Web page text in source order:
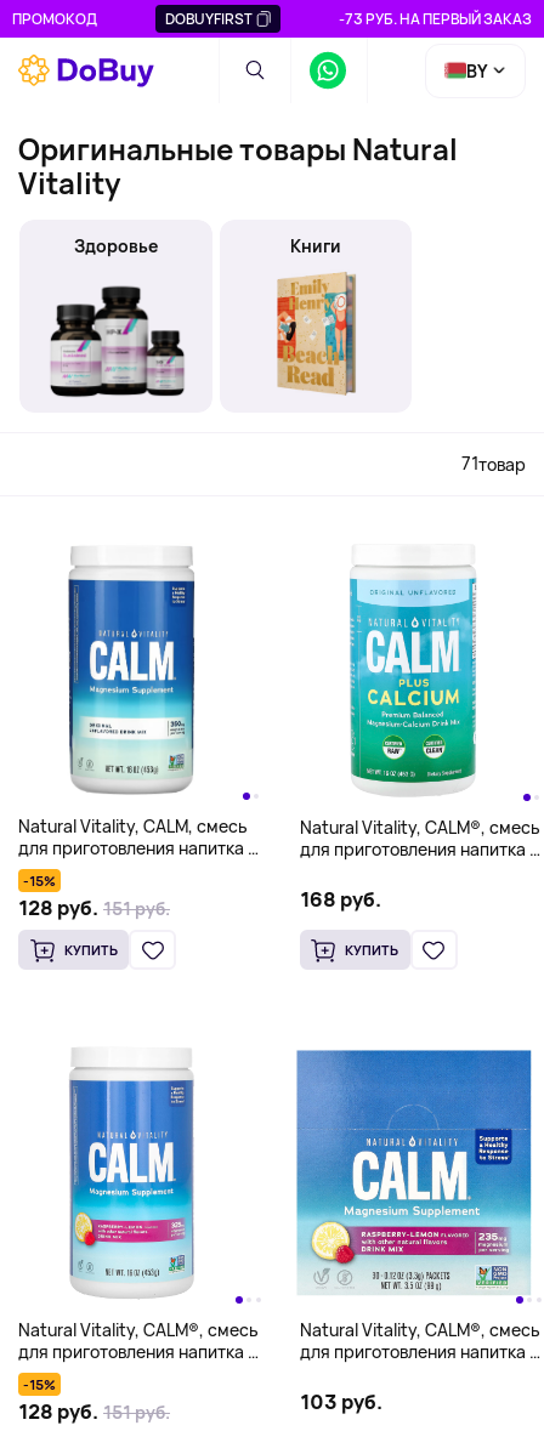
ПРОМОКОД DOBUYFIRST -73 РУБ. НА ПЕРВЫЙ ЗАКАЗ
BY
Оригинальные товары Natural
Vitality
Здоровье Книги
71товар
Natural Vitality, CALM, смесь
для приготовления напитка с
магнием, оригинальный вкус
без добавок, 453 г (16 унций)
-15%
128 руб. 151 руб.
КУПИТЬ
Natural Vitality, CALM®, смесь
для приготовления напитка с
оригинальная добавка с
нейтральным вкусом, 453 г
(16 унций)
168 руб.
КУПИТЬ
Natural Vitality, CALM®, смесь
для приготовления напитка с
магнием, со вкусом малины и
лимона, 453 г (16 унций)
-15%
128 руб. 151 руб.
Natural Vitality, CALM®, смесь
для приготовления напитка с
пакетиков по 3,3 г (0,12
унции)
103 руб.